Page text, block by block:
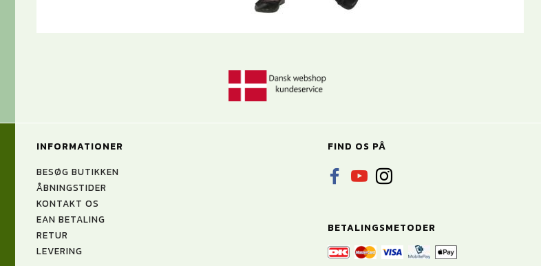
INFORMATIONER
BESØG BUTIKKEN
ÅBNINGSTIDER
KONTAKT OS
EAN BETALING
RETUR
LEVERING
FIND OS PÅ
BETALINGSMETODER